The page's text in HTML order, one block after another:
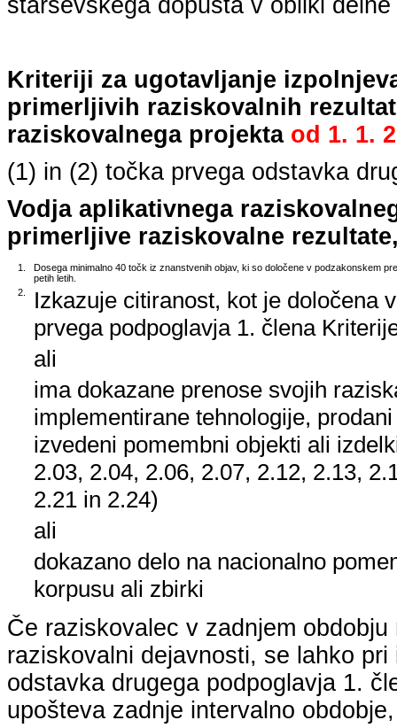
starševskega dopusta v obliki
Kriteriji za ugotavljanje
primerljivih raziskovalnih
raziskovalnega projekta od 1. 1.
(1) in (2) točka prvega odstavka
Vodja aplikativnega
primerljive raziskovalne
1.
Dosega minimalno 40 točk iz znanstvenih objav, ki so določene v podzakonskem
petih letih.
2.
Izkazuje citiranost, kot je določena
prvega podpoglavja 1. člena
ali
ima dokazane prenose svojih
implementirane tehnologije,
izvedeni pomembni objekti ali
2.03, 2.04, 2.06, 2.07, 2.12, 2.13,
2.21 in 2.24)
ali
dokazano delo na nacionalno
korpusu ali zbirki
Če raziskovalec v zadnjem
raziskovalni dejavnosti, se lahko
odstavka drugega podpoglavja 1.
upošteva zadnje intervalno